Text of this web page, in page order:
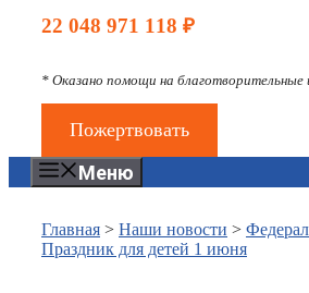
22 048 971 118 ₽
* Оказано помощи на благотворительные
Пожертвовать
Меню
Главная > Наши новости >
Праздник для детей 1 июня